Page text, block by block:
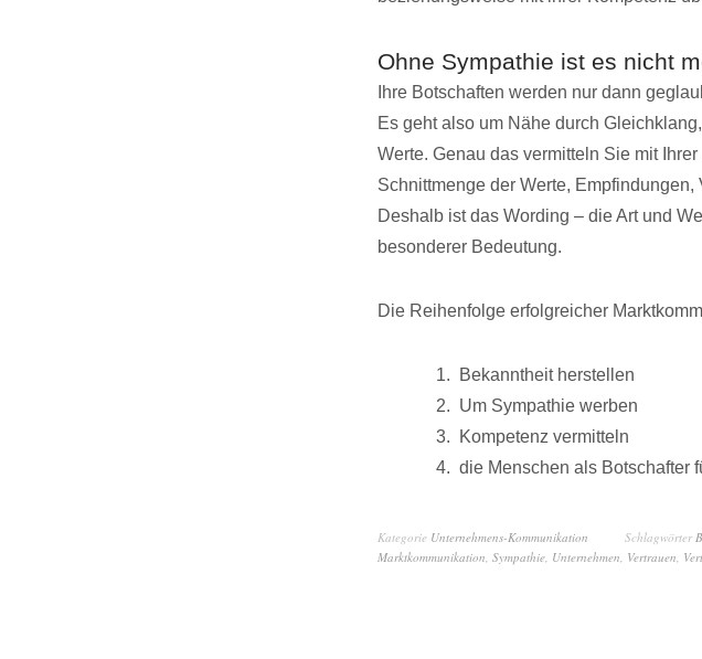
Ohne Sympathie ist es nicht
Ihre Botschaften werden nur dann
Es geht also um Nähe durch
Werte. Genau das vermitteln Sie mit
Schnittmenge der Werte,
Deshalb ist das Wording – die Art und
besonderer Bedeutung.
Die Reihenfolge erfolgreicher
Bekanntheit herstellen
Um Sympathie werben
Kompetenz vermitteln
die Menschen als Botschafter
Kategorie Unternehmens-Kommunikation Schlagwörter
Marktkommunikation, Sympathie, Unternehmen, Vertrauen,